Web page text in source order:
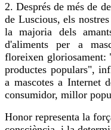
2. Després de més de
de Luscious, els
la majoria dels
d'aliments per a
floreixen gloriosament:
productes populars",
a mascotes a Internet
consumidor, millor
Honor representa la